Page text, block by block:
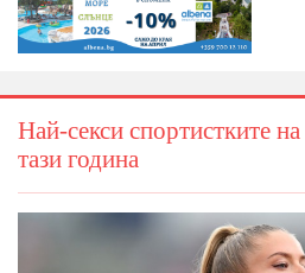
Най-секси спортистките
тази година